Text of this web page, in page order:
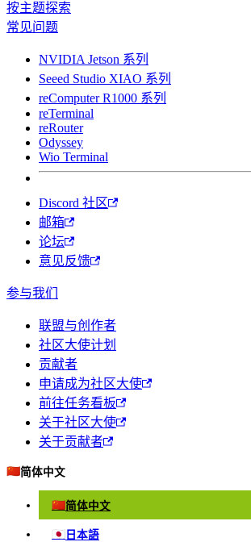
按主题探索
常见问题
NVIDIA Jetson 系列
Seeed Studio XIAO 系列
reComputer R1000 系列
reTerminal
reRouter
Odyssey
Wio Terminal
Discord 社区
邮箱
论坛
意见反馈
参与我们
联盟与创作者
社区大使计划
贡献者
申请成为社区大使
前往任务看板
关于社区大使
关于贡献者
🇨🇳简体中文
🇨🇳简体中文
🇯🇵 日本語